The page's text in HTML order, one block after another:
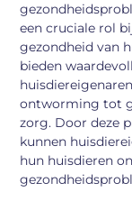
een cruciale rol
gezondheid van
bieden
ontworming tot
zorg. Door deze
kunnen
hun huisdieren